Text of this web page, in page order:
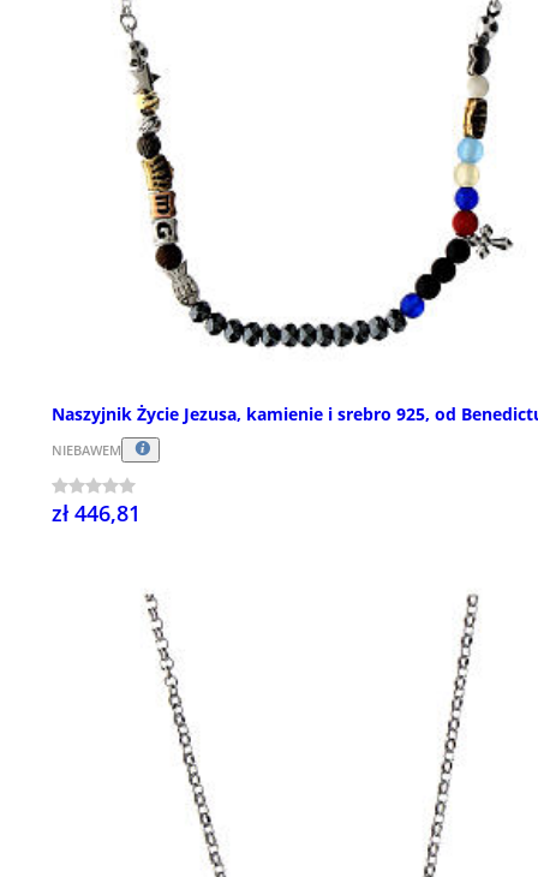
Naszyjnik Życie Jezusa, kamienie i srebro 925, od
NIEBAWEM
zł 446,81